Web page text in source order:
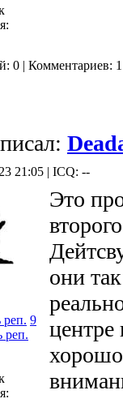
0 | Комментариев:
21:05 | ICQ: --
9
Это
они
центре